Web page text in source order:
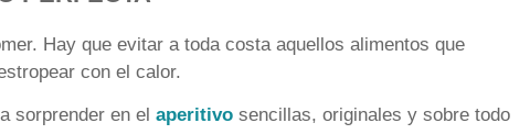
Hay que evitar a toda costa aquellos alimentos que
con el calor.
sorprender en elaperitivo sencillas, originales y sobre todo